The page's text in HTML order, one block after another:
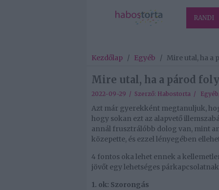
RANDI
Kezdőlap / Egyéb / Mire utal, ha a
Mire utal, ha a párod
2022-09-29 / Szerző: Habostorta / Egyéb
Azt már gyerekként megtanuljuk,
hogy sokan ezt az alapvető
annál frusztrálóbb dolog van, mint
közepette, és ezzel lényegében
4 fontos oka lehet ennek a
jövőt egy lehetséges
1. ok: Szorongás